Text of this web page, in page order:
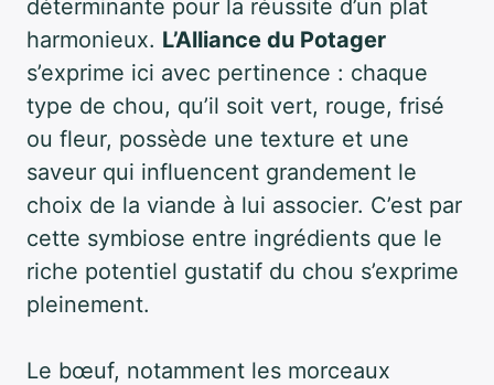
déterminante pour la réussite d’un plat
harmonieux. L’Alliance du Potager
s’exprime ici avec pertinence : chaque
type de chou, qu’il soit vert, rouge, frisé
ou fleur, possède une texture et une
saveur qui influencent grandement le
choix de la viande à lui associer. C’est par
cette symbiose entre ingrédients que le
riche potentiel gustatif du chou s’exprime
pleinement.
Le bœuf, notamment les morceaux